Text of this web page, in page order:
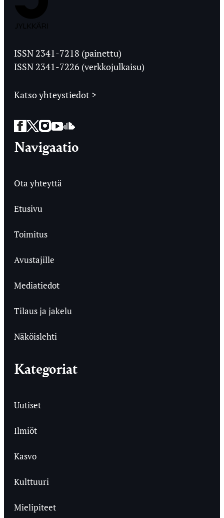
Ylioppilaslehti
ISSN 2341-7218 (painettu)
ISSN 2341-7226 (verkkojulkaisu)
Katso yhteystiedot >
Facebook
Twitter
Instagram
YouTube
SoundCloud
Navigaatio
Ota yhteyttä
Etusivu
Toimitus
Avustajille
Mediatiedot
Tilaus ja jakelu
Näköislehti
Kategoriat
Uutiset
Ilmiöt
Kasvo
Kulttuuri
Mielipiteet